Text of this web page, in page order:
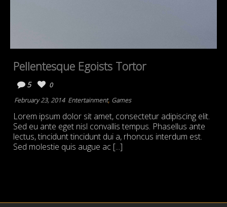
Pellentesque Egoists Tortor
5
0
February 23, 2014 Entertainment, Games
Lorem ipsum dolor sit amet, consectetur adipiscing elit.
Sed eu ante eget nisl convallis tempus. Phasellus ante
lectus, tincidunt tincidunt dui a, rhoncus interdum est.
Sed molestie quis augue ac [...]